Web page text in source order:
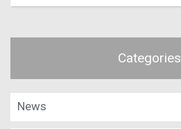
Categories
News